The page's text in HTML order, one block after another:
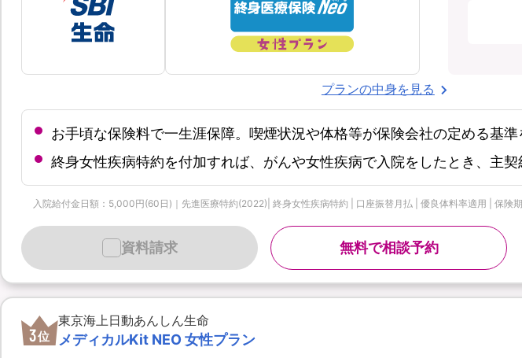
プランの中身を見る
お手頃な保険料で一生涯保障。喫煙状況や体格等が保険会社の定める基
終身女性疾病特約を付加すれば、がんや女性疾病で入院をしたとき、主
入院給付金日額：5,000円(60日)｜先進医療特約(2022)| 終身女性疾病特約 | 口座振替月払 | 優良体料率適用 | 保
無料で相談予約
資料請求
3位
東京海上日動あんしん生命
メディカルKit NEO 女性プラン